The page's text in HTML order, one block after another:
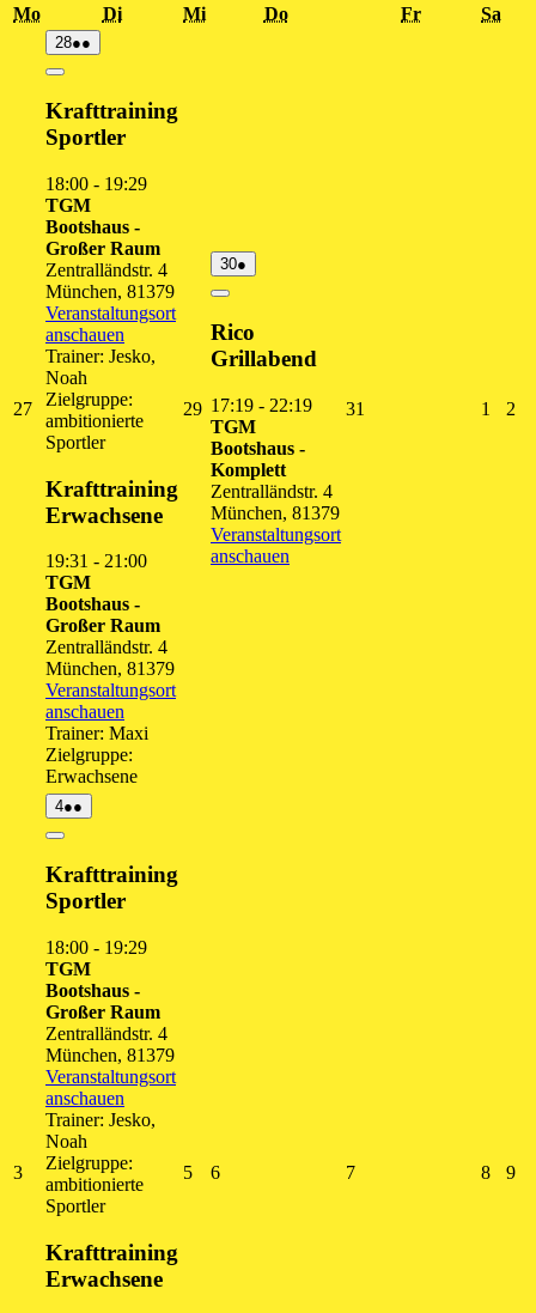
MoMontag DiDienstagMiMittwoch
DoDonnerstag FrFreitag Sa
2727.
Juli
2026
2828.
Juli
●●
Veranstaltungen)
Close
Krafttraining
Sportler
18:00 - 19:29
TGM
Bootshaus -
Großer Raum
Zentralländstr. 4
München, 81379
Veranstaltungsort
anschauen
Trainer: Jesko,
Noah
Zielgruppe:
ambitionierte
Sportler
Krafttraining
Erwachsene
19:31 - 21:00
TGM
Bootshaus -
Großer Raum
Zentralländstr. 4
München, 81379
Veranstaltungsort
anschauen
Trainer: Maxi
Zielgruppe:
Erwachsene
2929.
Juli
2026
3030.
Juli
●
Veranstaltung)
Close
Rico
Grillabend
17:19 - 22:19
TGM
Bootshaus -
Komplett
Zentralländstr. 4
München, 81379
Veranstaltungsort
anschauen
31 1 2
33.
August
2026
44.
August
2026
●●
Veranstaltungen)
Close
Krafttraining
Sportler
18:00 - 19:29
TGM
Bootshaus -
Großer Raum
Zentralländstr. 4
München, 81379
Veranstaltungsort
anschauen
Trainer: Jesko,
Noah
Zielgruppe:
ambitionierte
Sportler
Krafttraining
Erwachsene
55.
66.
77.
88.
99.